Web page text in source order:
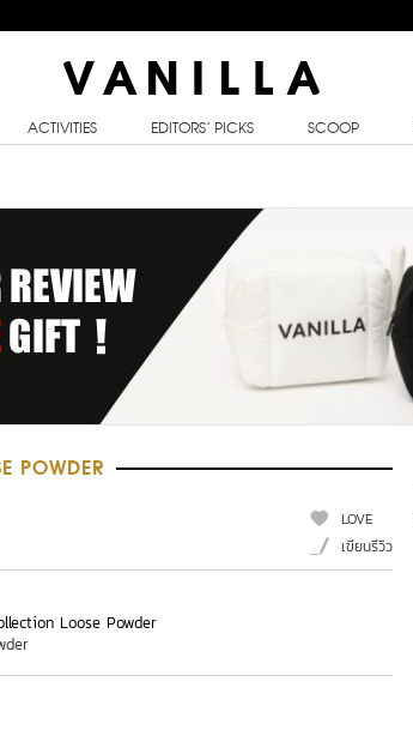
ACTIVITIES EDITORS’ PICKS SCOOP
POWDER
LOVE
เขียนรีวิว
Loose Powder